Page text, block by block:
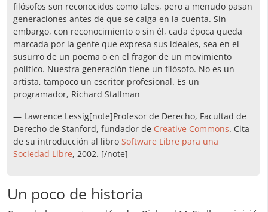
filósofos son reconocidos como tales, pero a menudo pasan
generaciones antes de que se caiga en la cuenta. Sin
embargo, con reconocimiento o sin él, cada época queda
marcada por la gente que expresa sus ideales, sea en el
susurro de un poema o en el fragor de un movimiento
político. Nuestra generación tiene un filósofo. No es un
artista, tampoco un escritor profesional. Es un
programador, Richard Stallman
— Lawrence Lessig[note]Profesor de Derecho, Facultad de
Derecho de Stanford, fundador de Creative Commons. Cita
de su introducción al libro Software Libre para una
Sociedad Libre, 2002. [/note]
Un poco de historia